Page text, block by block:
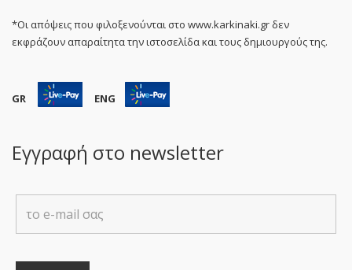
*Οι απόψεις που φιλοξενούνται στο www.karkinaki.gr δεν
εκφράζουν απαραίτητα την ιστοσελίδα και τους δημιουργούς της.
GR ENG
Εγγραφή στο newsletter